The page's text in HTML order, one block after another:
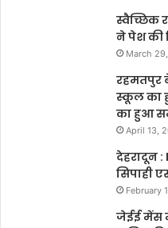
स्वैच्छिक
ने पेश की
March
रहमतपुर
स्कूल का
का हुआ
April 13,
देहरादून :
सिपाही
February
जेईई मेंस